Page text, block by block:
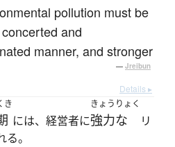
pollution must be
and
manner, and stronger
— Jreibun
Details ▸
き
には、経営者に
きょうりょく
強力な
リ
。